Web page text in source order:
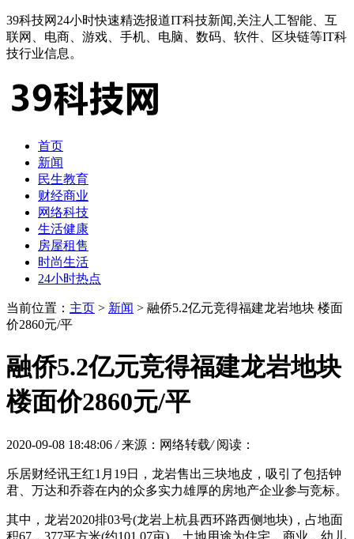
39科技网24小时快速精选报道IT科技新闻,关注人工智能、互
联网、电商、游戏、手机、电脑、数码、软件、区块链等IT科
技行业信息。
首页
新闻
民生教育
财经商业
网络科技
生活健康
房屋租售
时尚生活
24小时热点
当前位置： 主页 > 新闻 > 融侨5.2亿元竞得福建龙岩地块 楼面
价2860元/平
融侨5.2亿元竞得福建龙岩地块
楼面价2860元/平
2020-09-08 18:48:06 / 来源：网络转载/ 阅读：
乐居财经讯王红1月19日，龙岩售出三块地皮，吸引了包括钟
君、万达和乔蓉在内的众多实力雄厚的房地产企业参与竞标。
其中，龙岩2020排03号(龙岩上杭县西环路西侧地块)，占地面
积67，377平方米(约101.07亩)。土地用途为住宅、商业、幼儿